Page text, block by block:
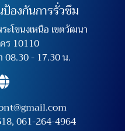
ป้องกันการรั่วซึม
โขนงเหนือ เขตวัฒนา
ร 10110
08.30 - 17.30 น.
,061-264-4964